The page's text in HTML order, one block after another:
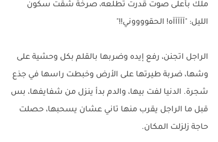
ملك بأعلى صوت قدرت تطلعه، صرخة شقت سكون
الليل: "آآآآآه! الحقووووني!!"
الراجل اتجنن، رفع إيده وضربها بالقلم بكل وحشية على
وشها، ضربة طيرتها على الأرض وخبطت راسها في جذع
شجرة. الدنيا لفت بيها، والدم بدأ ينزل من شفايفها، بس
قبل ما الراجل يقرب منها تاني عشان يسحبها، حصلت
حاجة زلزلت المكان.